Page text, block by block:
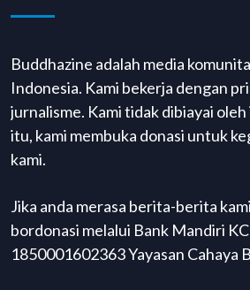
Buddhazine adalah media
Indonesia. Kami bekerja dengan
jurnalisme. Kami tidak dibiayai
itu, kami membuka donasi untuk
kami.
Jika anda merasa berita-berita
bordonasi melalui Bank Mandiri
1850001602363 Yayasan Cahaya